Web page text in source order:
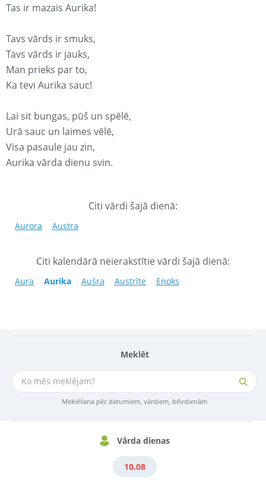
Meklēt
Meklēšana pēc datumiem, vārdiem, brīvdienām
Vārda dienas
10.08
Tas ir mazais Aurika!
Tavs vārds ir smuks,
Tavs vārds ir jauks,
Man prieks par to,
Ka tevi Aurika sauc!
Lai sit bungas, pūš un spēlē,
Urā sauc un laimes vēlē,
Visa pasaule jau zin,
Aurika vārda dienu svin.
Citi vārdi šajā dienā:
Aurora Austra
Citi kalendārā neierakstītie vārdi šajā dienā:
Aura Aurika Aušra Austrīte Enoks